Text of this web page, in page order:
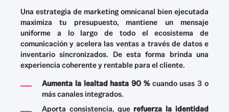
Una estrategia de marketing omnicanal bien ejecutada
maximiza tu presupuesto, mantiene un mensaje
uniforme a lo largo de todo el ecosistema de
comunicación y acelera las ventas a través de datos e
inventario sincronizados. De esta forma brinda una
experiencia coherente y rentable para el cliente.
Aumenta la lealtad hasta 90 %cuando usas 3 o
más canales integrados.
Aporta consistencia, querefuerza la identidad